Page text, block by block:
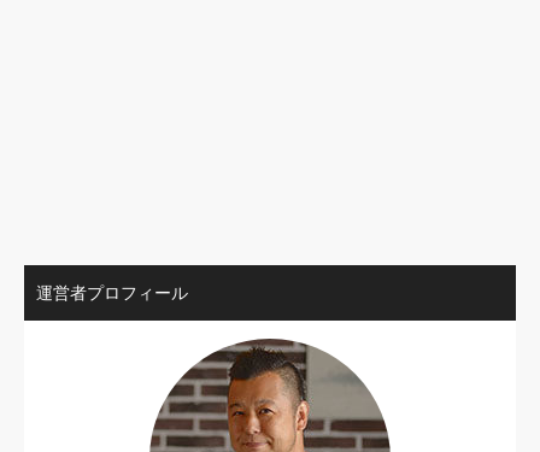
運営者プロフィール